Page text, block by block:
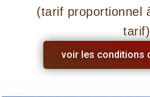
(tarif proportionnel
tarif)
voir les conditions